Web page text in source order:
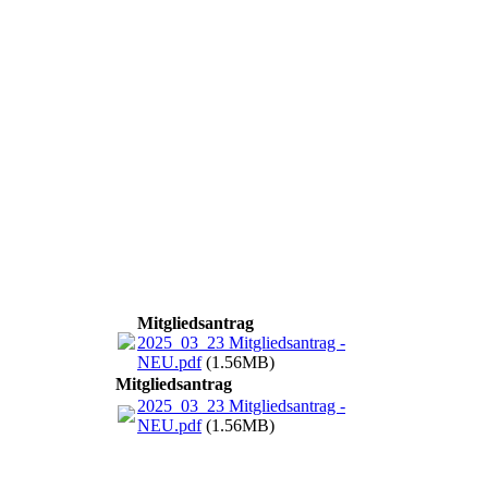
Mitgliedsantrag
2025_03_23 Mitgliedsantrag -
NEU.pdf(1.56MB)
Mitgliedsantrag
2025_03_23 Mitgliedsantrag -
NEU.pdf(1.56MB)